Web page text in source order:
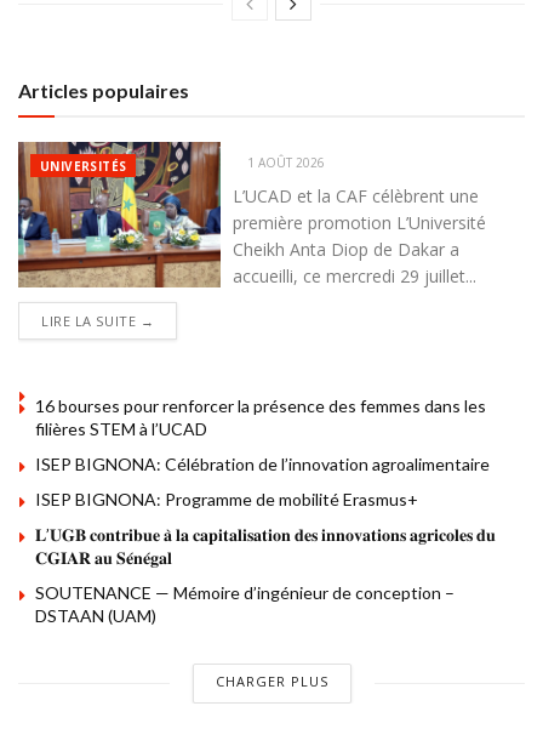
Articles populaires
UNIVERSITÉS 1 AOÛT 2026
L’UCAD et la CAF célèbrent une
première promotion L’Université
Cheikh Anta Diop de Dakar a
accueilli, ce mercredi 29 juillet...
LIRE LA SUITE →
16 bourses pour renforcer la présence des femmes dans les
filières STEM à l’UCAD
ISEP BIGNONA: Célébration de l’innovation agroalimentaire
ISEP BIGNONA: Programme de mobilité Erasmus+
𝐋’𝐔𝐆𝐁 𝐜𝐨𝐧𝐭𝐫𝐢𝐛𝐮𝐞 𝐚̀ 𝐥𝐚 𝐜𝐚𝐩𝐢𝐭𝐚𝐥𝐢𝐬𝐚𝐭𝐢𝐨𝐧 𝐝𝐞𝐬 𝐢𝐧𝐧𝐨𝐯𝐚𝐭𝐢𝐨𝐧𝐬 𝐚𝐠𝐫𝐢𝐜𝐨𝐥𝐞𝐬 𝐝𝐮
𝐂𝐆𝐈𝐀𝐑 𝐚𝐮 𝐒𝐞́𝐧𝐞́𝐠𝐚𝐥
SOUTENANCE — Mémoire d’ingénieur de conception –
DSTAAN (UAM)
CHARGER PLUS